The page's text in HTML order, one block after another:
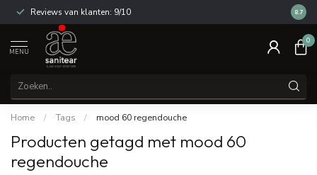
Reviews van klanten: 9/10 14
8.7
MENU
0
Home / Tags / mood 60 regendouche
Producten getagd met mood 60
regendouche